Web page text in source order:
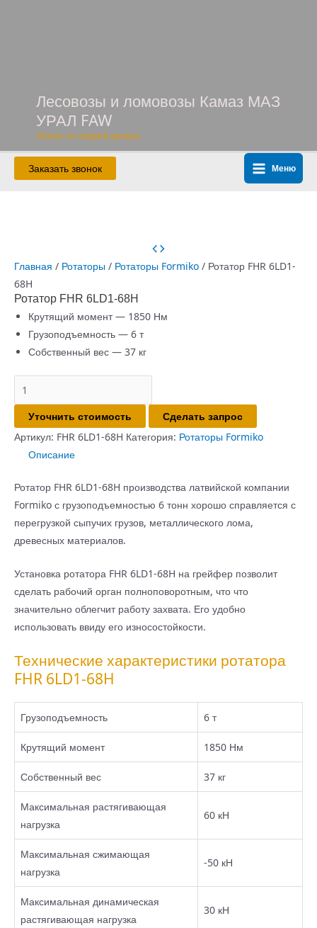
Лесовозы и ломовозы Камаз МАЗ
УРАЛ FAW
Лизинг со скидкой дилера
Заказать звонок
Main
Меню
Главная / Ротаторы / Ротаторы Formiko / Ротатор FHR 6LD1-
68H
Ротатор FHR 6LD1-68H
Крутящий момент — 1850 Нм
Грузоподъемность — 6 т
Собственный вес — 37 кг
Количество
товара
Ротатор
FHR
6LD1-
Уточнить стоимость
Сделать запрос
Артикул: FHR 6LD1-68H Категория: Ротаторы Formiko
Описание
Ротатор FHR 6LD1-68H производства латвийской компании
Formiko с грузоподъемностью 6 тонн хорошо справляется с
перегрузкой сыпучих грузов, металлического лома,
древесных материалов.
Установка ротатора FHR 6LD1-68H на грейфер позволит
сделать рабочий орган полноповоротным, что что
значительно облегчит работу захвата. Его удобно
использовать ввиду его износостойкости.
Технические характеристики ротатора
FHR 6LD1-68H
Грузоподъемность 6 т
Крутящий момент 1850 Нм
Собственный вес 37 кг
Максимальная растягивающая
нагрузка
60 кН
Максимальная сжимающая
нагрузка
-50 кН
Максимальная динамическая
растягивающая нагрузка
30 кН